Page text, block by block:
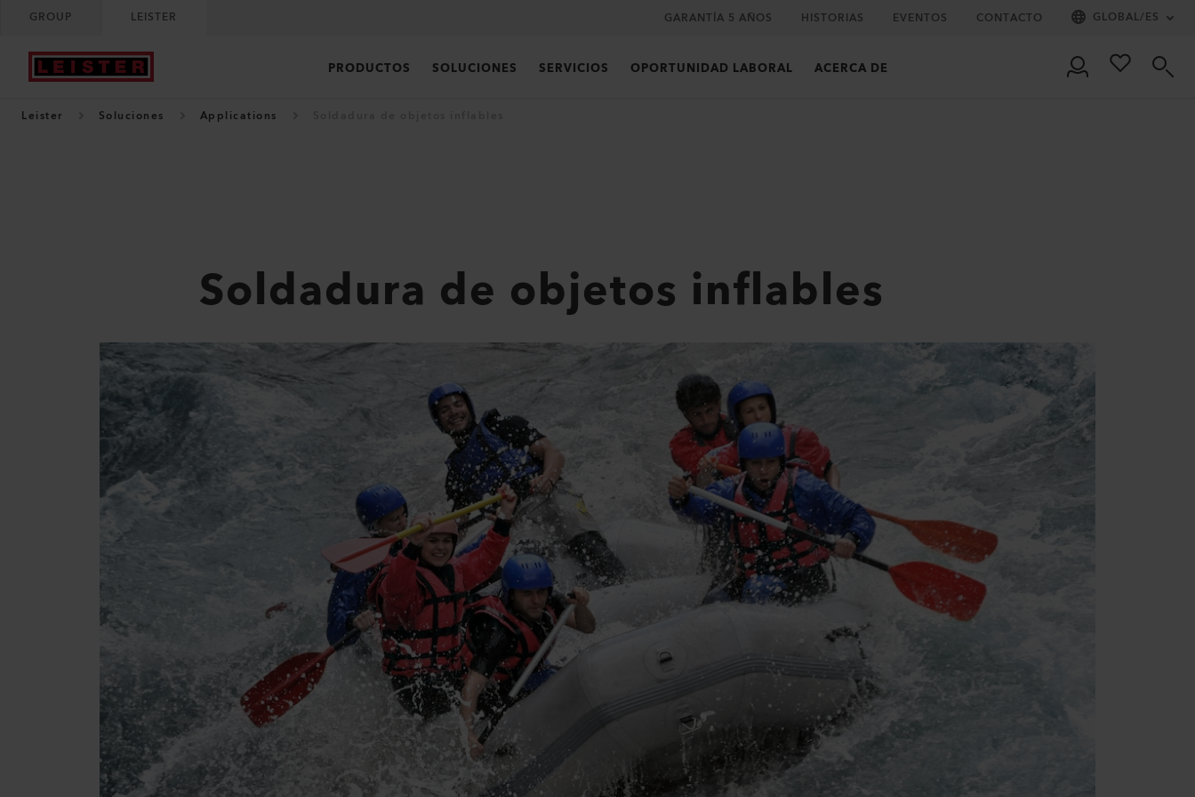
GROUP LEISTER GARANTÍA 5 AÑOS HISTORIAS EVENTOS CONTACTO GLOBAL/ES
PRODUCTOS SOLUCIONES SERVICIOS OPORTUNIDAD LABORAL ACERCA DE
Leister Soluciones Applications
Soldadura de objetos inflables